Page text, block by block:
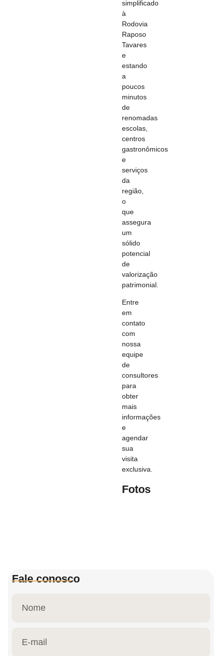
simplificado
à
Rodovia
Raposo
Tavares
e
estando
a
poucos
minutos
de
renomadas
escolas,
centros
gastronômicos
e
serviços
da
região,
o
que
assegura
um
sólido
potencial
de
valorização
patrimonial.
Entre
em
contato
com
nossa
equipe
de
consultores
para
obter
mais
informações
e
agendar
sua
visita
exclusiva.
Fotos
Fale conosco